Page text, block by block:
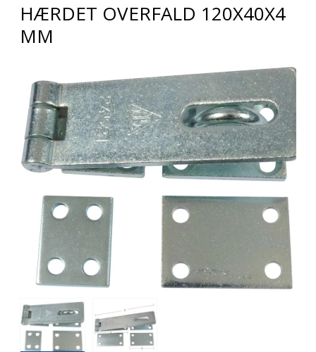
HÆRDET OVERFALD 120X40X4
MM